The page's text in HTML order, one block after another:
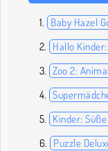
Baby Hazel
Hallo
Zoo 2:
Kinder:
Puzzle